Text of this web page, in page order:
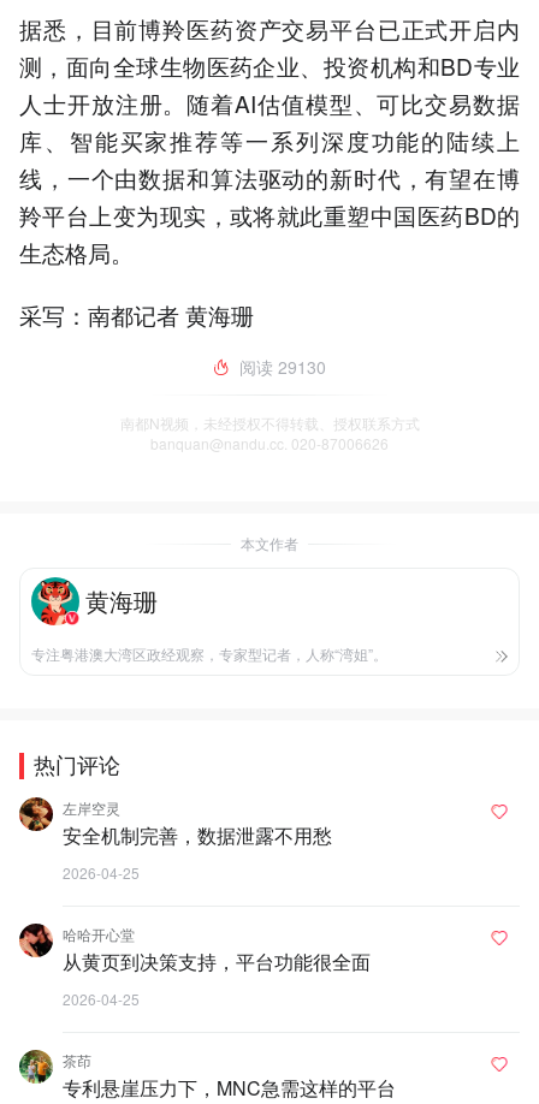
据悉，目前博羚医药资产交易平台已正式开启内
测，面向全球生物医药企业、投资机构和BD专业
人士开放注册。随着AI估值模型、可比交易数据
库、智能买家推荐等一系列深度功能的陆续上
线，一个由数据和算法驱动的新时代，有望在博
羚平台上变为现实，或将就此重塑中国医药BD的
生态格局。
采写：南都记者 黄海珊
阅读 29130
南都N视频，未经授权不得转载、授权联系方式
banquan@nandu.cc. 020-87006626
本文作者
黄海珊
专注粤港澳大湾区政经观察，专家型记者，人称“湾姐”。
热门评论
左岸空灵
安全机制完善，数据泄露不用愁
2026-04-25
哈哈开心堂
从黄页到决策支持，平台功能很全面
2026-04-25
茶茚
专利悬崖压力下，MNC急需这样的平台